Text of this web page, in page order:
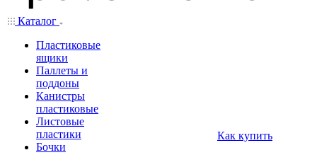
Каталог
Пластиковые
ящики
Паллеты и
поддоны
Канистры
пластиковые
Листовые
пластики
Бочки
Как купить